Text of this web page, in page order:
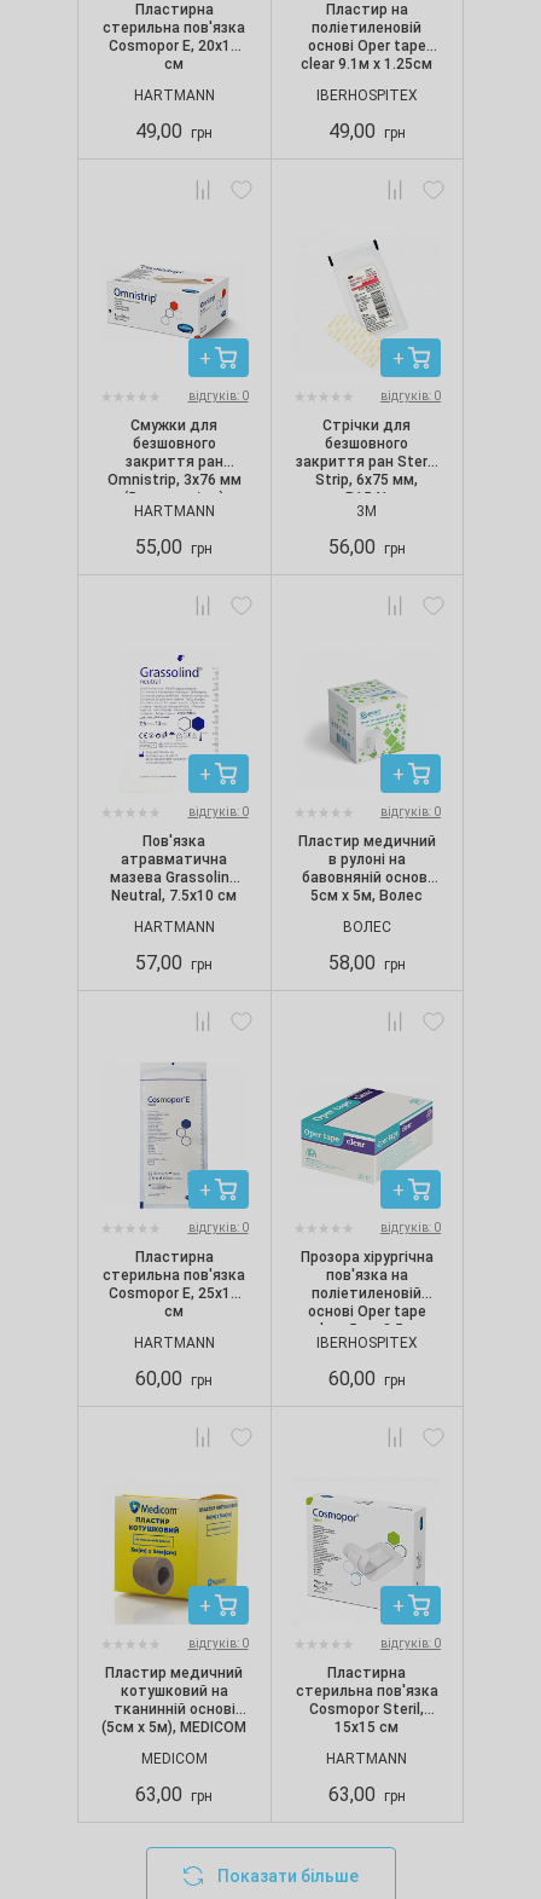
Пластирна
стерильна пов'язка
Cosmopor Е, 20х10
см
HARTMANN
49,00 грн
Пластир на
поліетиленовій
основі Oper tape
clear 9.1м х 1.25см
IBERHOSPITEX
49,00 грн
відгуків: 0
Смужки для
безшовного
закриття ран
Omnistrip, 3х76 мм
(5 смужок/уп.)
HARTMANN
55,00 грн
відгуків: 0
Стрічки для
безшовного
закриття ран Steri-
Strip, 6х75 мм,
R1541
3М
56,00 грн
відгуків: 0
Пов'язка
атравматична
мазева Grassolind
Neutral, 7.5х10 см
HARTMANN
57,00 грн
відгуків: 0
Пластир медичний
в рулоні на
бавовняній основі
5см х 5м, Волес
ВОЛЕС
58,00 грн
відгуків: 0
Пластирна
стерильна пов'язка
Cosmopor Е, 25х10
см
HARTMANN
60,00 грн
відгуків: 0
Прозора хірургічна
пов'язка на
поліетиленовій
основі Oper tape
clear 5м х 2.5см
IBERHOSPITEX
60,00 грн
відгуків: 0
Пластир медичний
котушковий на
тканинній основі
(5см х 5м), MEDICOM
MEDICOM
63,00 грн
відгуків: 0
Пластирна
стерильна пов'язка
Cosmopor Steril,
15х15 см
HARTMANN
63,00 грн
Показати більше